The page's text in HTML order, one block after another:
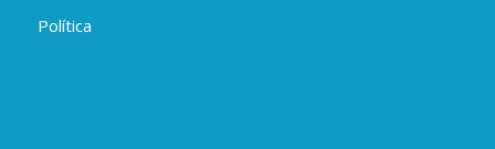
Política